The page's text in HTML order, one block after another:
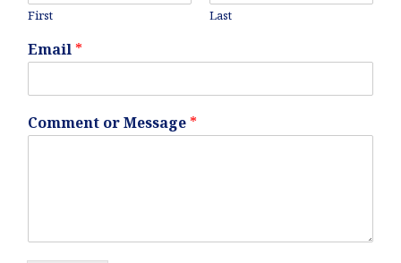
First Last
Email *
Comment or Message *